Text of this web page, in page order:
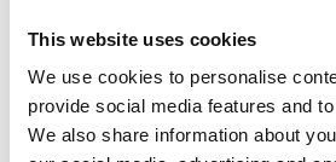
This website uses cookies
We use cookies to personalise
provide social media features and
We also share information about
61007-
401
61008-
401
20.5 2981 4000
61009-
20.5 2997